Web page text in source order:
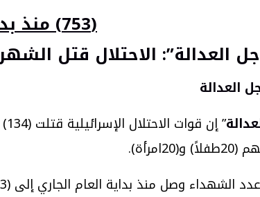
(753) منذ بداية العام الجاري
الاحتلال قتل الشهر الماضي (134) فلسطينياً